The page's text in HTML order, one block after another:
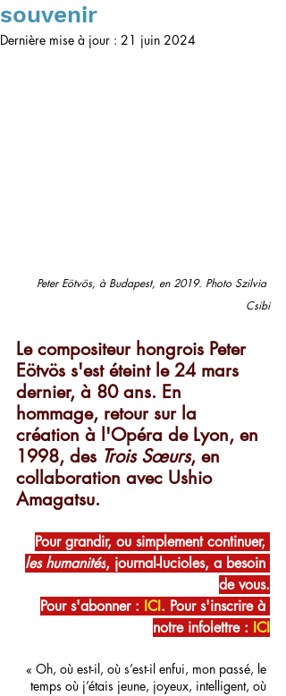
souvenir
Dernière mise à jour : 21 juin 2024
Peter Eötvös, à Budapest, en 2019. Photo Szilvia
Csibi
Le compositeur hongrois Peter
Eötvös s'est éteint le 24 mars
dernier, à 80 ans. En
hommage, retour sur la
création à l'Opéra de Lyon, en
1998, des Trois Sœurs, en
collaboration avec Ushio
Amagatsu.
Pour grandir, ou simplement continuer,
les humanités, journal-lucioles, a besoin
de vous.
Pour s'abonner : ICI. Pour s'inscrire à
notre infolettre : ICI
« Oh, où est-il, où s’est-il enfui, mon passé, le
temps où j’étais jeune, joyeux, intelligent, où